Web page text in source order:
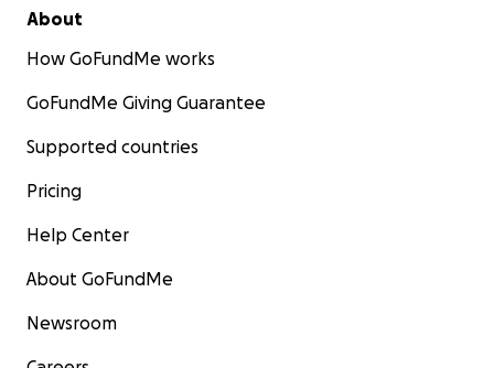
About
How GoFundMe works
GoFundMe Giving Guarantee
Supported countries
Pricing
Help Center
About GoFundMe
Newsroom